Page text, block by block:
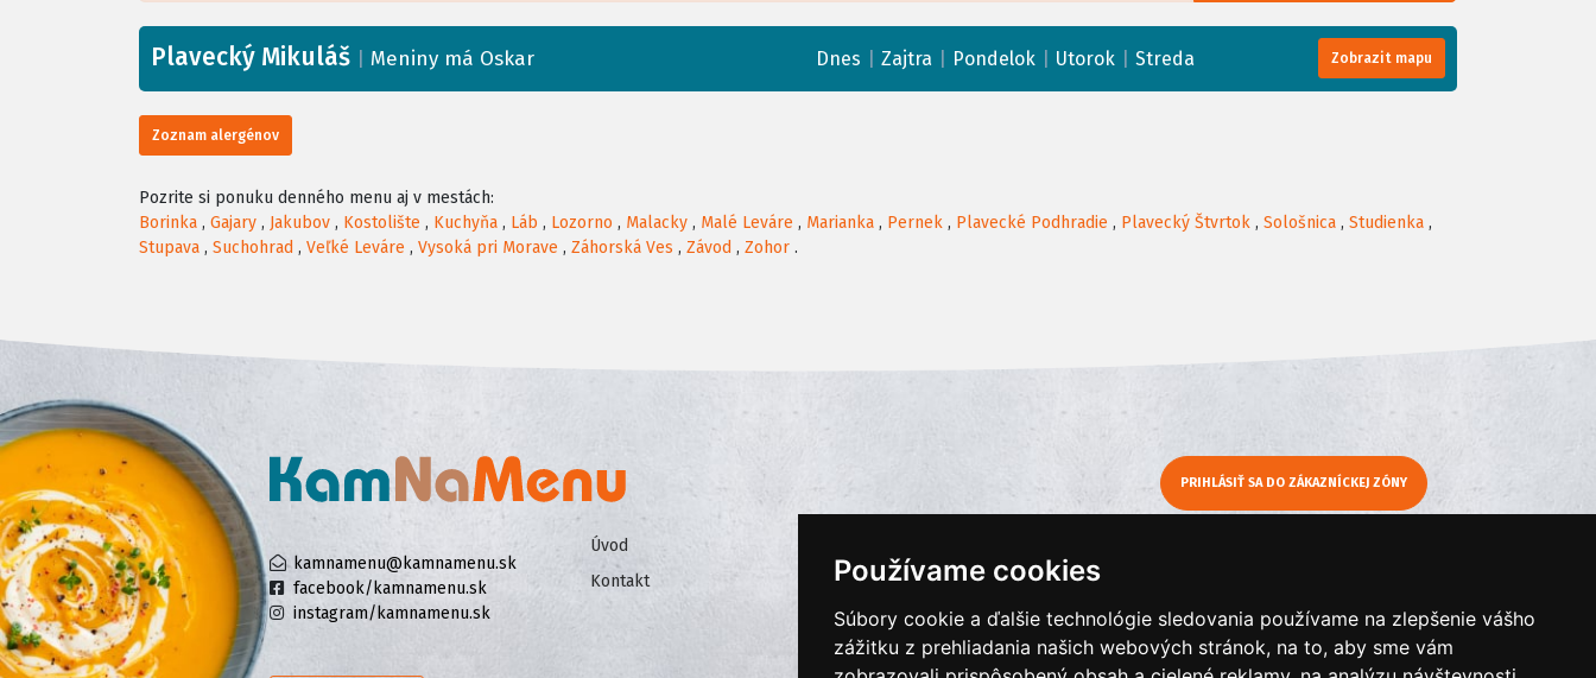
Používame cookies
Súbory cookie a ďalšie technológie sledovania používame na zlepšenie vášho
zážitku z prehliadania našich webových stránok, na to, aby sme vám
+
−
Plavecký Mikuláš Meniny má Oskar Dnes Zajtra Pondelok Utorok Streda Zobrazit mapu
Zoznam alergénov
Pozrite si ponuku denného menu aj v mestách:
Borinka , Gajary , Jakubov , Kostolište , Kuchyňa , Láb , Lozorno , Malacky , Malé Leváre , Marianka , Pernek , Plavecké Podhradie , Plavecký Štvrtok , Sološnica , Studienka ,
Stupava , Suchohrad , Veľké Leváre , Vysoká pri Morave , Záhorská Ves , Závod , Zohor .
kamnamenu@kamnamenu.sk
facebook/kamnamenu.sk
instagram/kamnamenu.sk
PRIHLÁSIŤ SA DO ZÁKAZNÍCKEJ ZÓNY
Úvod
Kontakt
Ochrana osobných údajov
Cookies
Cenník balíkov